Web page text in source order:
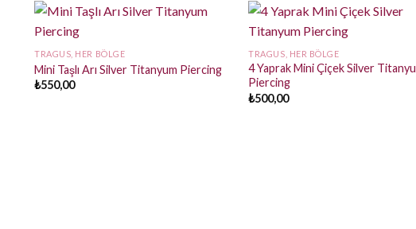
TRAGUS, HER BÖLGE
Mini Taşlı Arı Silver Titanyum Piercing
₺550,00
TRAGUS, HER BÖLGE
4 Yaprak Mini Çiçek Silver
Piercing
₺500,00